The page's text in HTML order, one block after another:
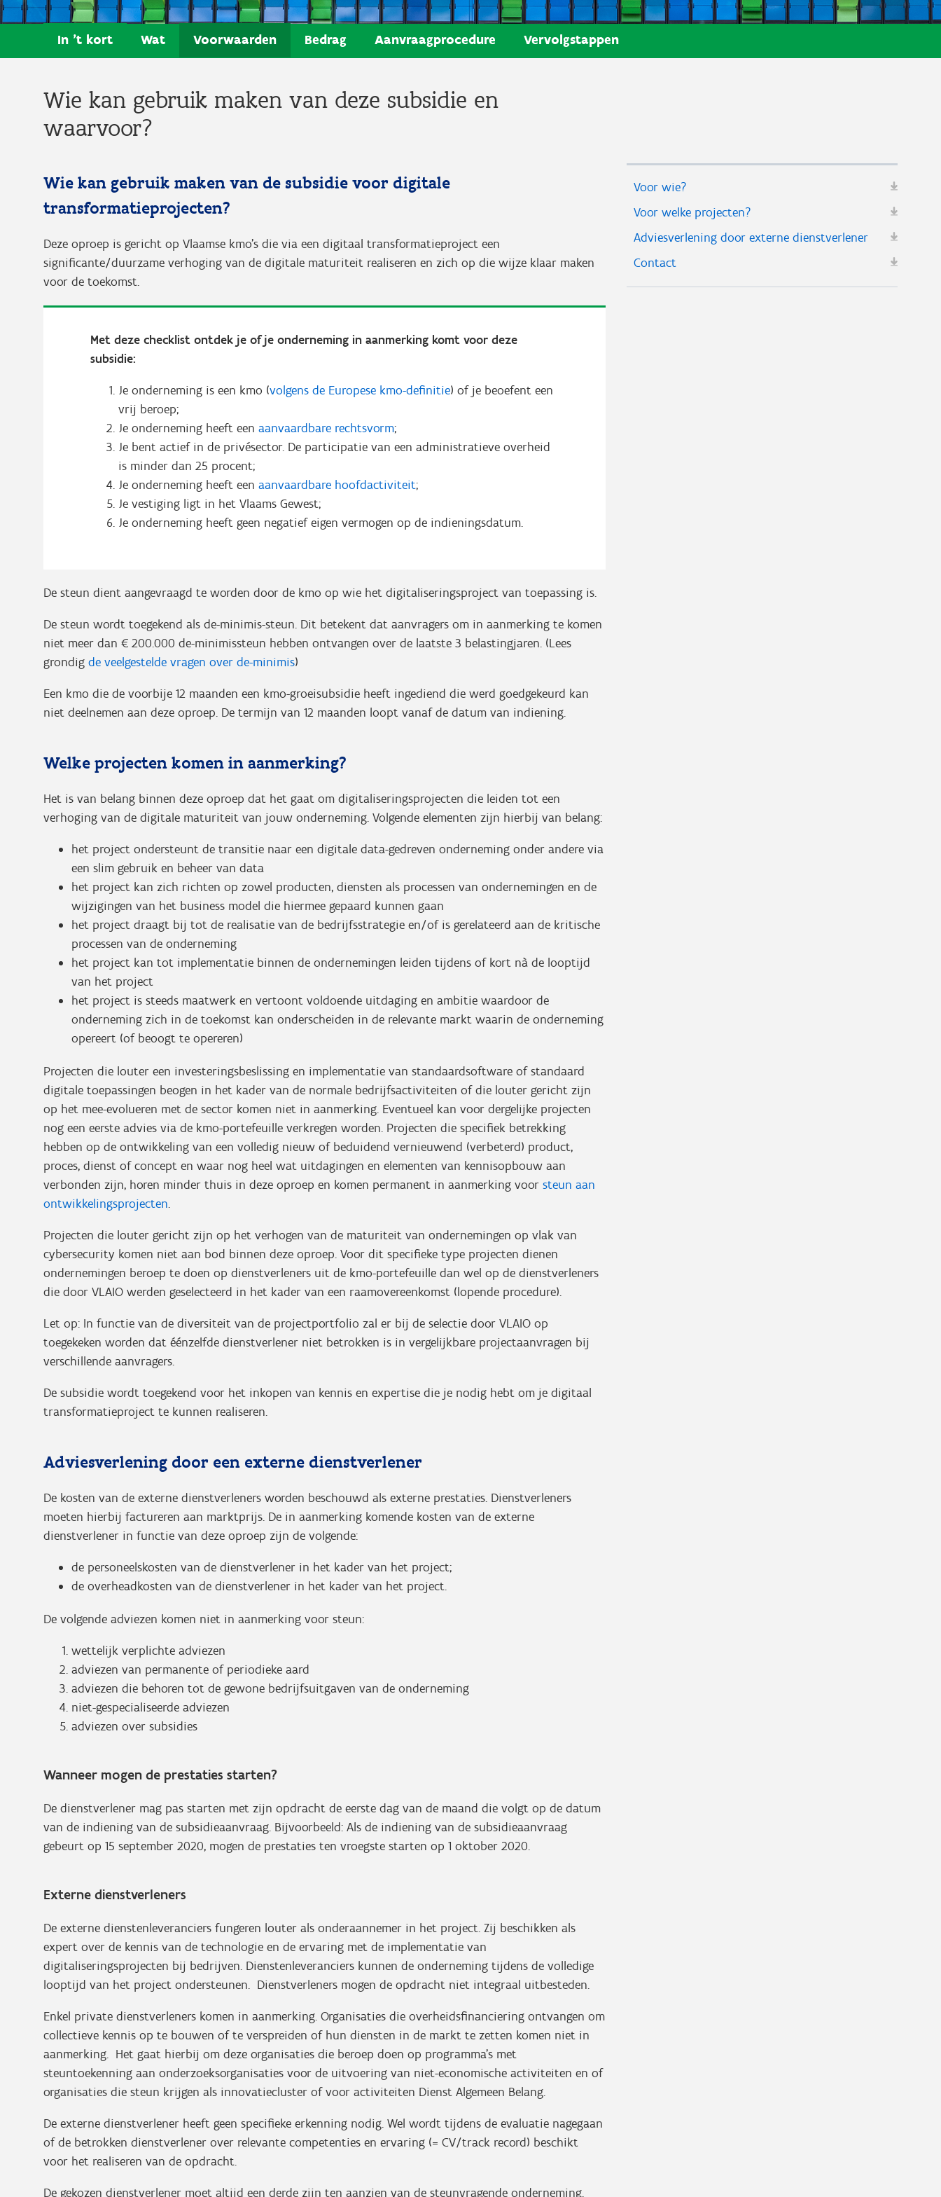
In 't kort Wat Voorwaarden Bedrag Aanvraagprocedure Vervolgstappen
Wie kan gebruik maken van deze subsidie en
waarvoor?
Wie kan gebruik maken van de subsidie voor digitale
transformatieprojecten?
Deze oproep is gericht op Vlaamse kmo’s die via een digitaal transformatieproject een
significante/duurzame verhoging van de digitale maturiteit realiseren en zich op die wijze klaar maken
voor de toekomst.
Met deze checklist ontdek je of je onderneming in aanmerking komt voor deze
subsidie:
Je onderneming is een kmo (volgens de Europese kmo-definitie) of je beoefent een
vrij beroep;
Je onderneming heeft een aanvaardbare rechtsvorm;
Je bent actief in de privésector. De participatie van een administratieve overheid
is minder dan 25 procent;
Je onderneming heeft een aanvaardbare hoofdactiviteit;
Je vestiging ligt in het Vlaams Gewest;
Je onderneming heeft geen negatief eigen vermogen op de indieningsdatum.
De steun dient aangevraagd te worden door de kmo op wie het digitaliseringsproject van toepassing is.
De steun wordt toegekend als de-minimis-steun. Dit betekent dat aanvragers om in aanmerking te komen
niet meer dan € 200.000 de-minimissteun hebben ontvangen over de laatste 3 belastingjaren. (Lees
grondig de veelgestelde vragen over de-minimis)
Een kmo die de voorbije 12 maanden een kmo-groeisubsidie heeft ingediend die werd goedgekeurd kan
niet deelnemen aan deze oproep. De termijn van 12 maanden loopt vanaf de datum van indiening.
Welke projecten komen in aanmerking?
Het is van belang binnen deze oproep dat het gaat om digitaliseringsprojecten die leiden tot een
verhoging van de digitale maturiteit van jouw onderneming. Volgende elementen zijn hierbij van belang:
het project ondersteunt de transitie naar een digitale data-gedreven onderneming onder andere via
een slim gebruik en beheer van data
het project kan zich richten op zowel producten, diensten als processen van ondernemingen en de
wijzigingen van het business model die hiermee gepaard kunnen gaan
het project draagt bij tot de realisatie van de bedrijfsstrategie en/of is gerelateerd aan de kritische
processen van de onderneming
het project kan tot implementatie binnen de ondernemingen leiden tijdens of kort nà de looptijd
van het project
het project is steeds maatwerk en vertoont voldoende uitdaging en ambitie waardoor de
onderneming zich in de toekomst kan onderscheiden in de relevante markt waarin de onderneming
opereert (of beoogt te opereren)
Projecten die louter een investeringsbeslissing en implementatie van standaardsoftware of standaard
digitale toepassingen beogen in het kader van de normale bedrijfsactiviteiten of die louter gericht zijn
op het mee-evolueren met de sector komen niet in aanmerking. Eventueel kan voor dergelijke projecten
nog een eerste advies via de kmo-portefeuille verkregen worden. Projecten die specifiek betrekking
hebben op de ontwikkeling van een volledig nieuw of beduidend vernieuwend (verbeterd) product,
proces, dienst of concept en waar nog heel wat uitdagingen en elementen van kennisopbouw aan
verbonden zijn, horen minder thuis in deze oproep en komen permanent in aanmerking voor steun aan
ontwikkelingsprojecten.
Projecten die louter gericht zijn op het verhogen van de maturiteit van ondernemingen op vlak van
cybersecurity komen niet aan bod binnen deze oproep. Voor dit specifieke type projecten dienen
ondernemingen beroep te doen op dienstverleners uit de kmo-portefeuille dan wel op de dienstverleners
die door VLAIO werden geselecteerd in het kader van een raamovereenkomst (lopende procedure).
Let op: In functie van de diversiteit van de projectportfolio zal er bij de selectie door VLAIO op
toegekeken worden dat éénzelfde dienstverlener niet betrokken is in vergelijkbare projectaanvragen bij
verschillende aanvragers.
De subsidie wordt toegekend voor het inkopen van kennis en expertise die je nodig hebt om je digitaal
transformatieproject te kunnen realiseren.
Adviesverlening door een externe dienstverlener
De kosten van de externe dienstverleners worden beschouwd als externe prestaties. Dienstverleners
moeten hierbij factureren aan marktprijs. De in aanmerking komende kosten van de externe
dienstverlener in functie van deze oproep zijn de volgende:
de personeelskosten van de dienstverlener in het kader van het project;
de overheadkosten van de dienstverlener in het kader van het project.
De volgende adviezen komen niet in aanmerking voor steun:
wettelijk verplichte adviezen
adviezen van permanente of periodieke aard
adviezen die behoren tot de gewone bedrijfsuitgaven van de onderneming
niet-gespecialiseerde adviezen
adviezen over subsidies
Wanneer mogen de prestaties starten?
De dienstverlener mag pas starten met zijn opdracht de eerste dag van de maand die volgt op de datum
van de indiening van de subsidieaanvraag. Bijvoorbeeld: Als de indiening van de subsidieaanvraag
gebeurt op 15 september 2020, mogen de prestaties ten vroegste starten op 1 oktober 2020.
Externe dienstverleners
De externe dienstenleveranciers fungeren louter als onderaannemer in het project. Zij beschikken als
expert over de kennis van de technologie en de ervaring met de implementatie van
digitaliseringsprojecten bij bedrijven. Dienstenleveranciers kunnen de onderneming tijdens de volledige
looptijd van het project ondersteunen. Dienstverleners mogen de opdracht niet integraal uitbesteden.
Enkel private dienstverleners komen in aanmerking. Organisaties die overheidsfinanciering ontvangen om
collectieve kennis op te bouwen of te verspreiden of hun diensten in de markt te zetten komen niet in
aanmerking. Het gaat hierbij om deze organisaties die beroep doen op programma’s met
steuntoekenning aan onderzoeksorganisaties voor de uitvoering van niet-economische activiteiten en of
organisaties die steun krijgen als innovatiecluster of voor activiteiten Dienst Algemeen Belang.
De externe dienstverlener heeft geen specifieke erkenning nodig. Wel wordt tijdens de evaluatie nagegaan
of de betrokken dienstverlener over relevante competenties en ervaring (= CV/track record) beschikt
voor het realiseren van de opdracht.
De gekozen dienstverlener moet altijd een derde zijn ten aanzien van de steunvragende onderneming.
Voor wie?
Voor welke projecten?
Adviesverlening door externe dienstverlener
Contact